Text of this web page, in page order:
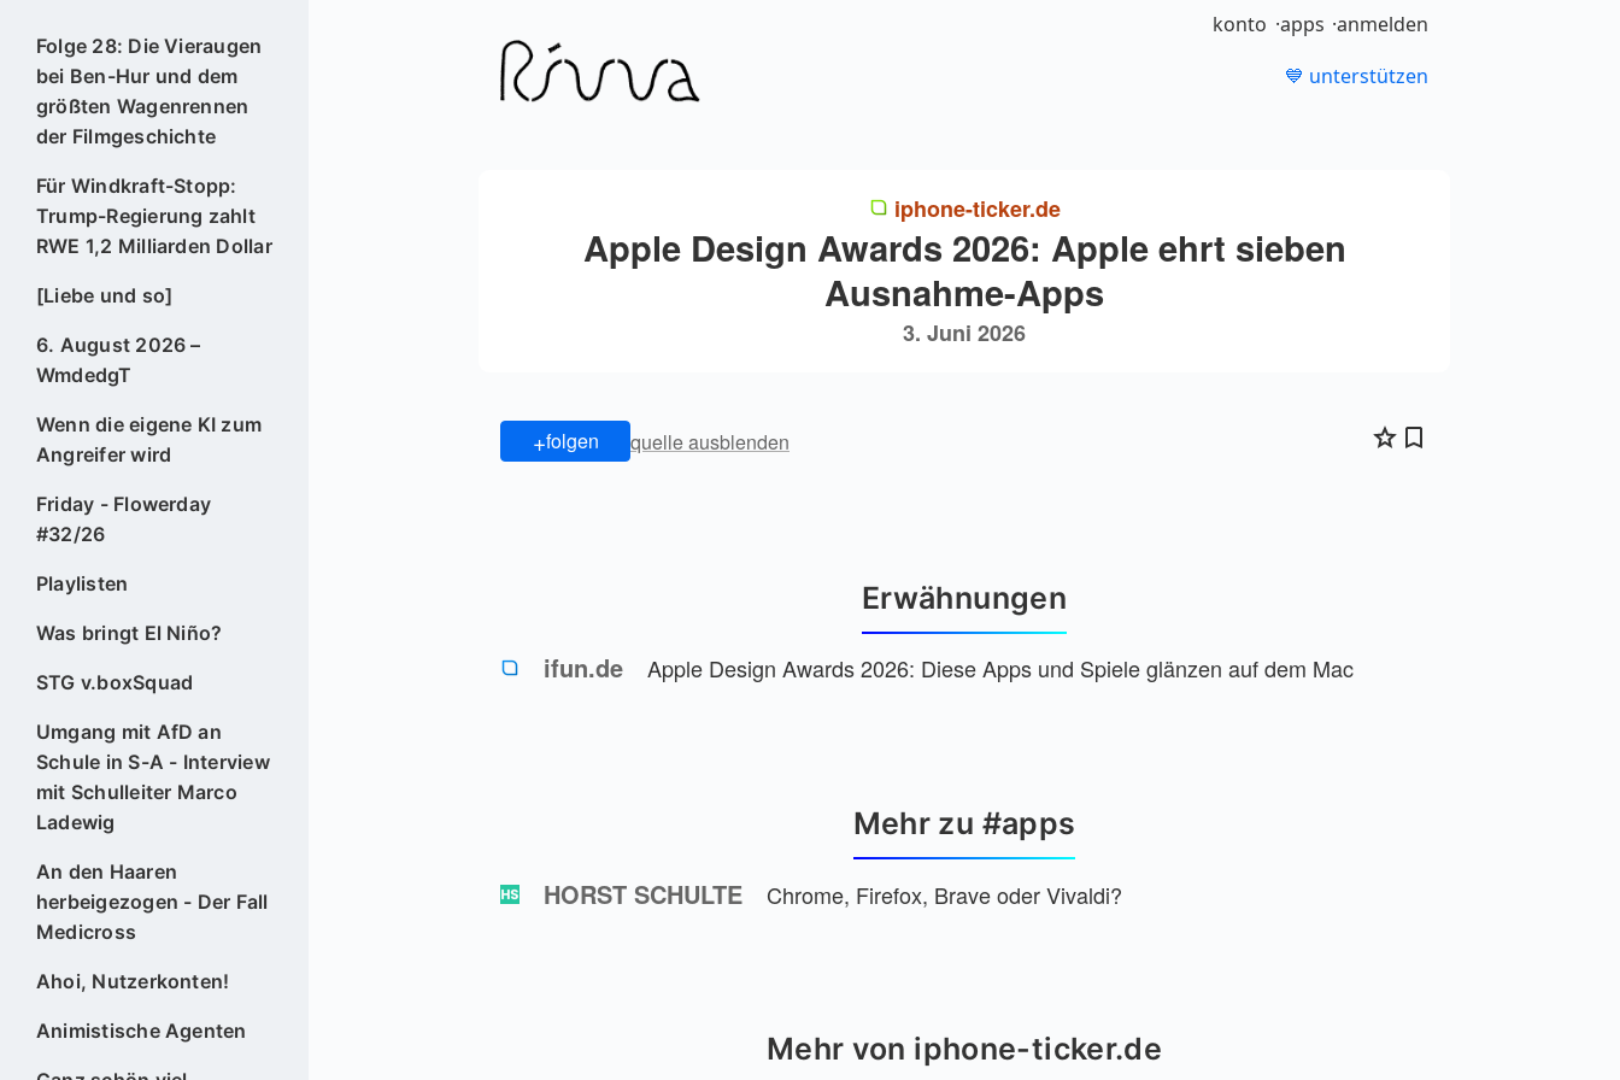
Folge 28: Die Vieraugen
bei Ben-Hur und dem
größten Wagenrennen
der Filmgeschichte
Für Windkraft-Stopp:
Trump-Regierung zahlt
RWE 1,2 Milliarden Dollar
[Liebe und so]
6. August 2026 –
WmdedgT
Wenn die eigene KI zum
Angreifer wird
Friday - Flowerday
#32/26
Playlisten
Was bringt El Niño?
STG v.boxSquad
Umgang mit AfD an
Schule in S-A - Interview
mit Schulleiter Marco
Ladewig
An den Haaren
herbeigezogen - Der Fall
Medicross
Ahoi, Nutzerkonten!
Animistische Agenten
konto apps anmelden
💙 unterstützen
iphone-ticker.de
Apple Design Awards 2026: Apple ehrt sieben
Ausnahme-Apps
3. Juni 2026
+folgen quelle ausblenden
Erwähnungen
ifun.de Apple Design Awards 2026: Diese Apps und Spiele glänzen auf dem Mac
Mehr zu #apps
HORST SCHULTE Chrome, Firefox, Brave oder Vivaldi?
Mehr von iphone-ticker.de